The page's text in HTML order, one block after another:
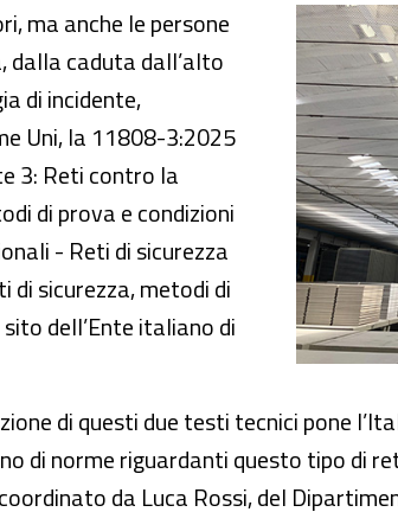
3 e 11808-4
ma anche le persone
dalla caduta dall’alto
di incidente,
Uni, la 11808-3:2025
3: Reti contro la
di prova e condizioni
- Reti di sicurezza
sicurezza, metodi di
dell’Ente italiano di
di questi due testi tecnici pone
di norme riguardanti questo tipo di
da Luca Rossi, del